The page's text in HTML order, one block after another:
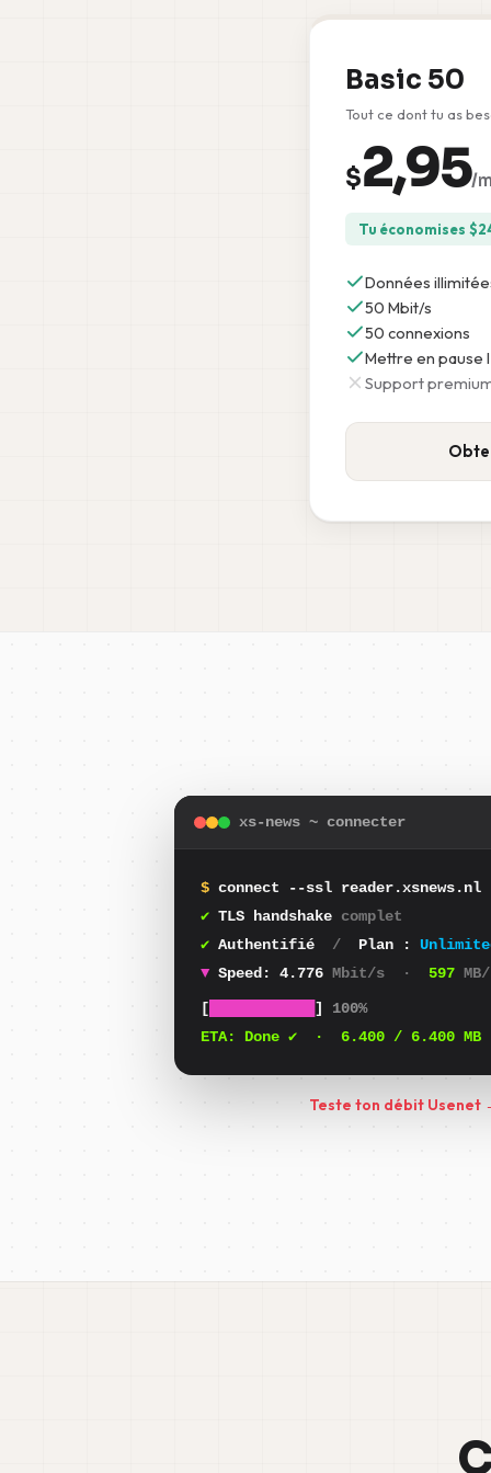
Basic 50
Tout ce dont tu as
$2,95/
Tu économises $
Données
50 Mbit/s
50 connexions
Mettre en
Support
xs-news ~ connecter
$ connect --ssl reader.xsnews.nl
✔ TLS handshake complet
✔ Authentifié / Plan :
▼ Speed: 4.348 Mbit/s · 544
[
] 100%
ETA: Done ✔ · 6.400 / 6.400 MB
Teste ton débit Usenet